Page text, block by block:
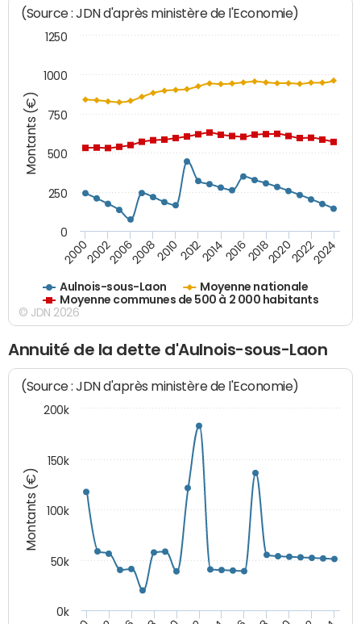
Montants (€)
(Source : JDN d'après ministère de l'Economie)
Aulnois-sous-Laon
Moyenne nationale
Moyenne communes de 500 à 2 000 habitants
200020022006200820102012201420162018202020222024
0
250
500
750
1000
1250
© JDN 2026
Annuité de la dette d'Aulnois-sous-Laon
Montants (€)
(Source : JDN d'après ministère de l'Economie)
0k
50k
100k
150k
200k